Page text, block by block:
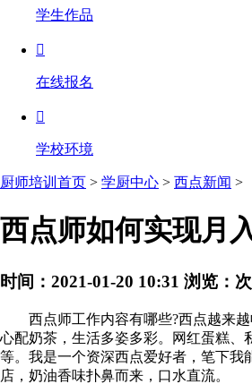
学生作品

在线报名

学校环境
厨师培训首页 > 学厨中心 > 西点新闻 >
西点师如何实现月
时间：2021-01-20 10:31 浏览： 次
西点师工作内容有哪些?西点越来越
心配奶茶，生活多姿多彩。网红蛋糕、
等。我是一个资深西点爱好者，笔下我
店，奶油香味扑鼻而来，口水直流。